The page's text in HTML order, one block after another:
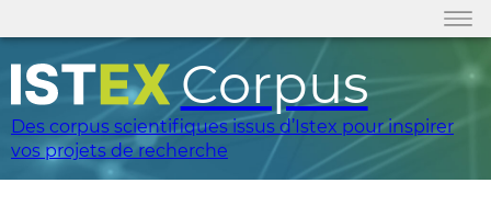
Corpus
Des corpus scientifiques issus d’Istex pour inspirer
vos projets de recherche